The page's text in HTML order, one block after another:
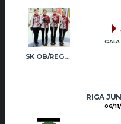
SK OB/REGŽA (JUN)
RIGA
06/